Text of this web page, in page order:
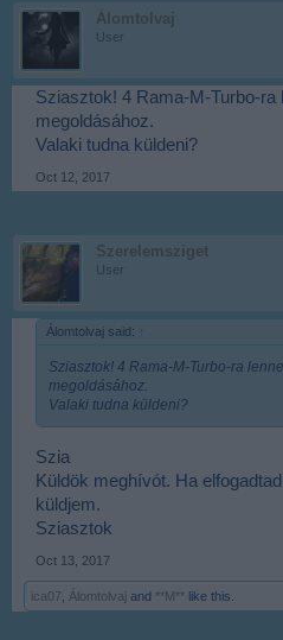
Álomtolvaj
User
Sziasztok! 4 Rama-M-Turbo-
megoldásához.
Valaki tudna küldeni?
Oct 12, 2017
Szerelemsziget
User
Álomtolvaj said: ↑
Sziasztok! 4 Rama-M-Turbo-ra
megoldásához.
Valaki tudna küldeni?
Szia
Küldök meghívót. Ha
küldjem.
Sziasztok
Oct 13, 2017
ica07 Álomtolvaj and **M** like this.